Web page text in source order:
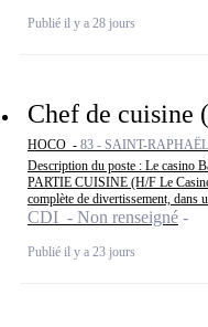
Publié il y a 28 jours
Chef de cuisine
HOCO - 83 - SAINT-RAPHAËL
Description du poste : Le casino
PARTIE CUISINE (H/F Le
complète de divertissement, dans
CDI - Non renseigné
Publié il y a 23 jours